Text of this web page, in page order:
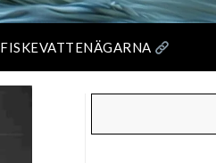
FISKEVATTENÄGARNA